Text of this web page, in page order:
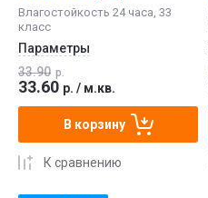
Влагостойкость 24 часа, 33
класс
Параметры
33.90 р.
33.60 р. / м.кв.
В корзину
К сравнению